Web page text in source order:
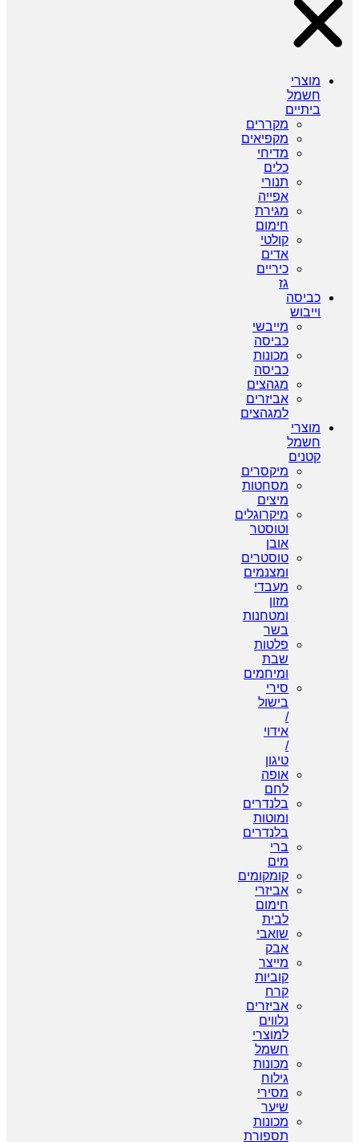
מוצרי
חשמל
ביתיים
מקררים
מקפיאים
מדיחי
כלים
תנורי
אפייה
מגירת
חימום
קולטי
אדים
כיריים
גז
כביסה
וייבוש
מייבשי
כביסה
מכונות
כביסה
מגהצים
אביזרים
למגהצים
מוצרי
חשמל
קטנים
מיקסרים
מסחטות
מיצים
מיקרוגלים
וטוסטר
אובן
טוסטרים
ומצנמים
מעבדי
מזון
ומטחנות
בשר
פלטות
שבת
ומיחמים
סירי
בישול
/
אידוי
/
טיגון
אופה
לחם
בלנדרים
ומוטות
בלנדרים
ברי
מים
קומקומים
אביזרי
חימום
לבית
שואבי
אבק
מייצר
קוביות
קרח
אביזרים
נלווים
למוצרי
חשמל
מכונות
גילוח
מסירי
שיער
מכונות
תספורת